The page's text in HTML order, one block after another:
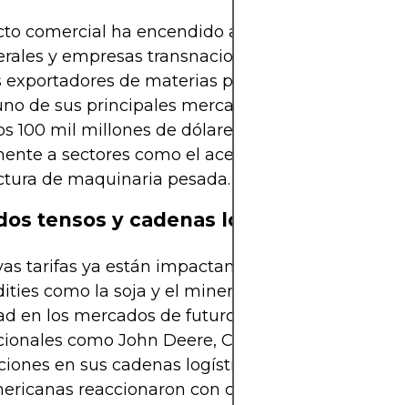
comercial ha encendido alarmas entre
y empresas transnacionales. Brasil es uno
exportadores de materias primas del mundo y
de sus principales mercados. El intercambio
100 mil millones de dólares anuales y afecta
a sectores como el acero, la agricultura, y la
de maquinaria pesada.
tensos y cadenas logísticas en
tarifas ya están impactando los precios de
como la soja y el mineral de hierro,
en los mercados de futuros. Además, firmas
como John Deere, Cargill y JBS han
en sus cadenas logísticas. Las bolsas
reaccionaron con caídas generalizadas,